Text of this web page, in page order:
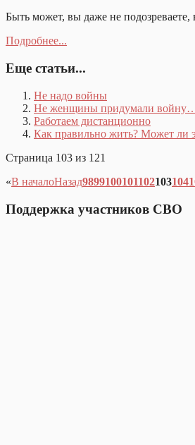
Быть может, вы даже не
Подробнее...
Еще статьи...
Не надо войны
Не женщины придумали
Работаем дистанционно
Как правильно жить? Может ли
Страница 103 из 121
«В началоНазад9899100101102103104
Поддержка участников СВО